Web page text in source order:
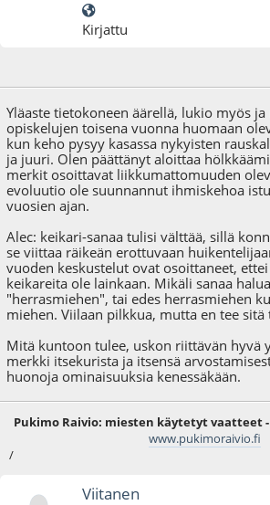
Kirjattu
Yläaste tietokoneen äärellä, lukio myös
opiskelujen toisena vuonna huomaan
kun keho pysyy kasassa nykyisten
ja juuri. Olen päättänyt aloittaa
merkit osoittavat liikkumattomuuden
evoluutio ole suunnannut ihmiskehoa
vuosien ajan.
Alec: keikari-sanaa tulisi välttää, sillä
se viittaa räikeän erottuvaan
vuoden keskustelut ovat osoittaneet,
keikareita ole lainkaan. Mikäli sanaa
"herrasmiehen", tai edes herrasmiehen
miehen. Viilaan pilkkua, mutta en tee
Mitä kuntoon tulee, uskon riittävän hyvä
merkki itsekurista ja itsensä
huonoja ominaisuuksia kenessäkään.
Pukimo Raivio: miesten käytetyt vaatteet
www.pukimoraivio.fi
/
Viitanen